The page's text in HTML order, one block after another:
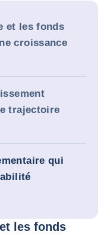
et les fonds
croissance
trajectoire
qui
les fonds